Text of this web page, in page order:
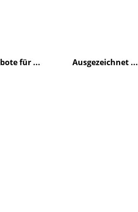
für ... Ausgezeichnet ...